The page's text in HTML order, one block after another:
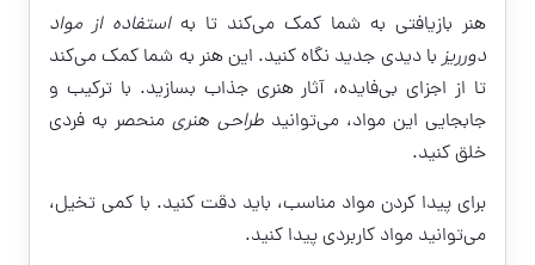
هنر بازیافتی به شما کمک می‌کند تا بهاستفاده از مواد
دورریزبا دیدی جدید نگاه کنید. این هنر به شما کمک می‌کند
تا از اجزای بی‌فایده، آثار هنری جذاب بسازید. با ترکیب و
جابجایی این مواد، می‌توانیدطراحی هنریمنحصر به فردی
خلق کنید.
برای پیدا کردن مواد مناسب، باید دقت کنید. با کمی تخیل،
می‌توانید مواد کاربردی پیدا کنید.